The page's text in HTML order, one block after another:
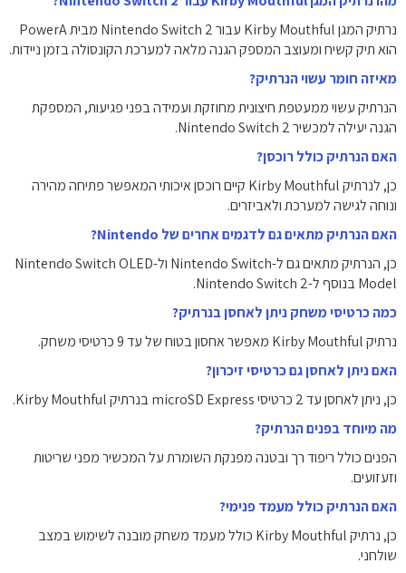
נרתיק המגן Kirby Mouthful עבור Nintendo Switch 2 מבית PowerA
הוא תיק קשיח ומעוצב המספק הגנה מלאה למערכת הקונסולה בזמן ניידות.
מאיזה חומר עשוי הנרתיק?
הנרתיק עשוי ממעטפת חיצונית מחוזקת ועמידה בפני פגיעות, המספקת
הגנה יעילה למכשיר Nintendo Switch 2.
האם הנרתיק כולל רוכסן?
כן, לנרתיק Kirby Mouthful קיים רוכסן איכותי המאפשר פתיחה מהירה
ונוחה לגישה למערכת ולאביזרים.
האם הנרתיק מתאים גם לדגמים אחרים של Nintendo?
כן, הנרתיק מתאים גם ל-Nintendo Switch ול-Nintendo Switch OLED
Model בנוסף ל-Nintendo Switch 2.
כמה כרטיסי משחק ניתן לאחסן בנרתיק?
נרתיק Kirby Mouthful מאפשר אחסון בטוח של עד 9 כרטיסי משחק.
האם ניתן לאחסן גם כרטיסי זיכרון?
כן, ניתן לאחסן עד 2 כרטיסי microSD Express בנרתיק Kirby Mouthful.
מה מיוחד בפנים הנרתיק?
הפנים כולל ריפוד רך ובטנה מפנקת השומרת על המכשיר מפני שריטות
וזעזועים.
האם הנרתיק כולל מעמד פנימי?
כן, נרתיק Kirby Mouthful כולל מעמד משחק מובנה לשימוש במצב
שולחני.